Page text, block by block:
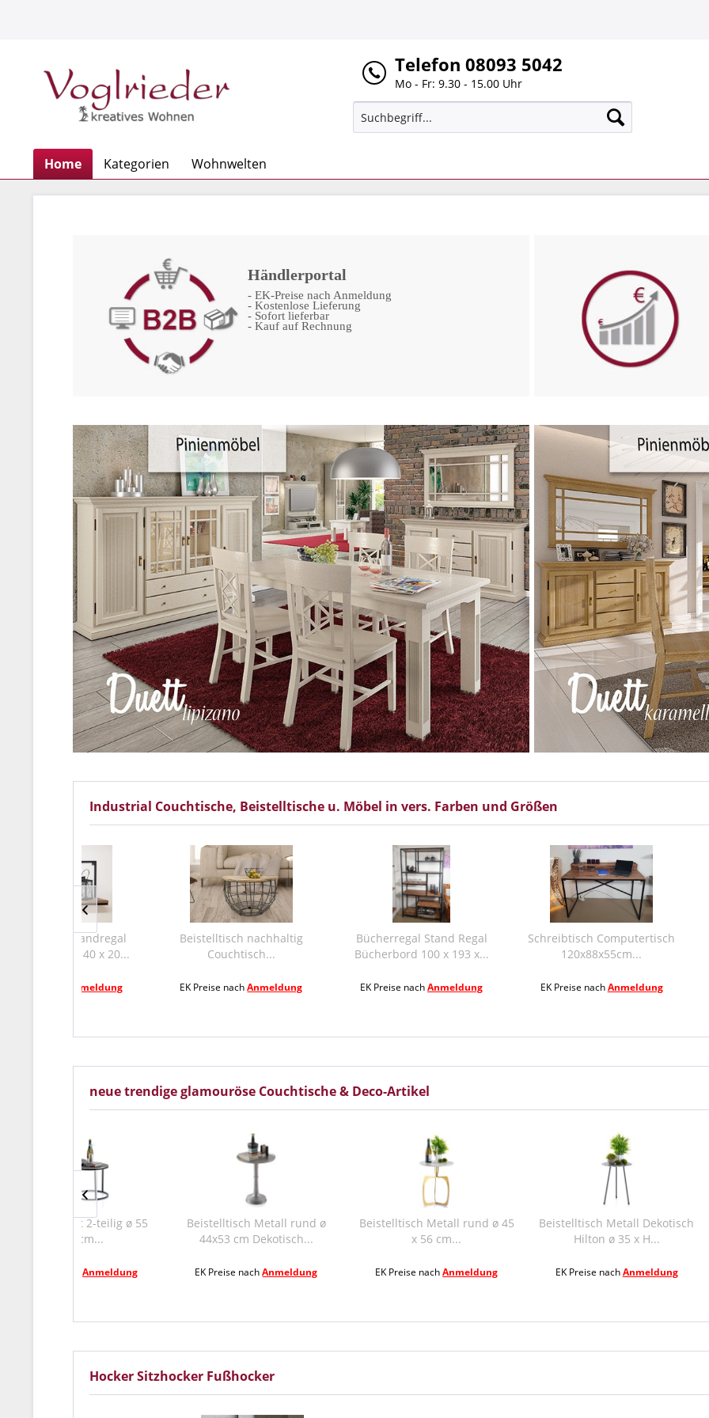
Telefon 08093 5042
Mo - Fr: 9.30 - 15.00 Uhr
Home Kategorien Wohnwelten
Händlerportal
- EK-Preise nach Anmeldung
- Kostenlose Lieferung
- Sofort lieferbar
- Kauf auf Rechnung
Industrial Couchtische, Beistelltische u. Möbel in vers. Farben und Größen
Beistelltisch nachhaltig
EK Preise nach Anmeldung
Bücherregal Stand Regal
Bücherbord 100 x 193 x...
EK Preise nach Anmeldung
Schreibtisch Computertisch
120x88x55cm...
EK Preise nach Anmeldung EK Preise
Hocker Sitzhocker Fußhocker
neue trendige glamouröse Couchtische & Deco-Artikel
Beistelltisch Metall rund ø
44x53 cm Dekotisch...
EK Preise nach Anmeldung
Beistelltisch Metall rund ø 45
EK Preise nach Anmeldung
Beistelltisch Metall Dekotisch
EK Preise nach Anmeldung
Beistelltisch
Alster
EK Preise